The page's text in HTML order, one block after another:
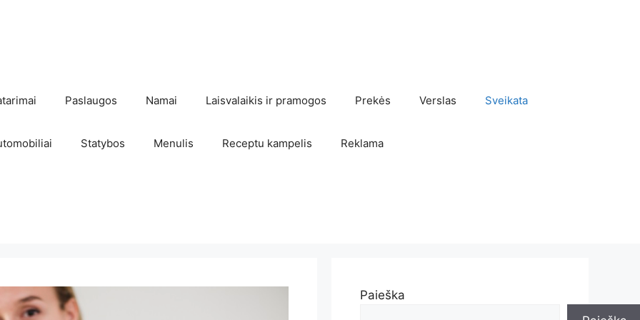
Paslaugos Namai Laisvalaikis ir pramogos Prekės Verslas Sveikata
Statybos Menulis Receptu kampelis Reklama
Paieška